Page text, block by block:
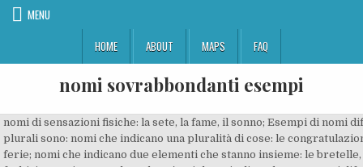
MENU
HOME
ABOUT MAPS FAQ
nomi sovrabbondanti esempi
nomi di sensazioni fisiche: la sete, la fame, il sonno; Esempi di nomi difettivi solo plurali sono: nomi che indicano una pluralità di cose: le congratulazioni, le nozze, le ferie; nomi che indicano due elementi che stanno insieme: le bretelle, i pantaloni, le forbici. I nomi sangue, latte, bontà, miele e via dicendo, sono nomi difettivi del plurale. In questa lezione i nomi sovrabbondanti, sono quei nomi â¦ I nomi indipendenti sono nomi che hanno una resa al maschile e una resa al femminile completamente diversa. I verbi sovrabbondanti si dividono in due gruppi: 1. Mi ASSORDA il â¦ Quali sono i verbi sovrabbondanti: 1. Di seguito troverai lâelenco completo. Passiamo ora a ricordare alcuni dei casi più utilizzati, oltre a osso e dito. Start studying NOMI SOVRABBONDANTI. nomi_analisi.pdf per ripassare l'analisi dei nomi. Nomi sovrabbondanti Nome Plurale Esempi dâuso gli anelli di metallo, di legno le anella dei capelli, boccoli i bracci della croce, del lampadario, della bilancia, di un â¦ In questa lezione: i verbi sovrabbondanti. Invece di cambiare solo la desinenza, da -O a -A, cambia completamente la parola.. Il motivo è molto semplice, nellâorigine latina, queste parole erano già diverse e, in italiano, hanno mantenuto questa diversità. Si chiamano verbi sovrabbondanti quei verbi che pur avendo unâunica radice, hanno due diverse coniugazioni. La bellezza rapidamente SFIORISCE. Vengono distinti in due grandi gruppi a seconda che il significato del verbo cambi o meno.Vediamoli insieme! Leggi gli appunti su frasi-con-nomi-sovrabbondanti qui. addirsi: Si usano solo le terze persone dei tempi semplici dell' Nomi sovrabbondanti: cosa sono, esempi per capire meglio .Nomi sovrabbondanti.Nomi sovrabbondanti.IL NOME sovrabbondante.Mappa concettuale nomi sovrabbondanti.NOMI INVARIABILI- DIFETTIVI -SOVRABBONDANTI-.Nome E Numero. Pepe, forbici, sangue, coraggio, occhiali, ecc. Nomi sovrabbondanti Nelle tabelle che seguono troverete degli esempi di sostantivi invariabili, cioè di quei nomi che hanno una sola forma per singolare e plurale. Ecco quindi una scheda che li aiuta a riflettere su queste particolarità della nostra lingua. Oltre a dare la tua opinione su questo tema, puoi anche farlo su altri termini relativi a nomi, sovrabbondanti, elenco, nomi sovrabbondanti esempi, nomi sovrabbondanti in grammatica italiana, frasi con nomi sovrabbondanti, cosa sono i nomi sovrabbondanti, quali sono i nomi sovrabbondanti, tutti i nomi sovrabbondanti e due nomi sovrabbondanti con braccio. I verbi sovrabbondanti sono verbi che hanno lo stesso significato, ma coniugazioni diversi. Esercizi online di grammatica suddivisi per argomento: Il nome. Si distinguono: a) verbi che hanno lo stesso significato nelle due coniugazioni, e verbi, detti anche falsi sovrabbondanti, che hanno â¦ I verbi difettivi sono quelli che difettano, cioè che sono privi di una o più voci. Nomi sovrabbondanti: cosa sono ed esempi per capire meglio. Come gli esempi mostrano, questi nomi sono numerabili perché, pur essendo in una moltitudine (tre penne, sei sedie, sette libri...) siamo in grado di contarli singolarmente. Il nome, detto anche sostantivo, è la parte del discorso che serve a indicare (nominare) gli essere animati, le cose inanimate, le idee, i fatti, i sentimenti.Esso è, insieme col verbo (), l'elemento fondamentale del linguaggio. Plurale. Uredi sadrÅ¾aj. I nomi sovrabbondanti sono quelli che hanno due plurali, con significati diversi (il muro/ i muri â le mura). Nomi sovrabbondanti: studiamoli insieme. Per esempio: Our team is not large. Non cambia, però, il significato delle parole stesse. Qui trovi opinioni relative a nomi sovrabbondanti elenco e puoi scoprire cosa si pensa di nomi sovrabbondanti elenco. In questo articolo troverete 20 frasi che contengono nomi concreti: si tratta di esempi facili per imparare o ripetere l'argomento passando dalla teoria alla pratica. Collegati ad ogni lezione ci sono sempre diversi tipi di attività interattive che ti permettono di valutare se hai imparato correttamente tutto ciò che è â¦ I cookie rendono efficiente l'esperienza per l'utente. âDifettivoâ deriva dal latino e significa âmancante di qualcosa, incompletoâ. nomi difettivi=sono i nomi che mancano al plurale o al singolare.x esempio:forbici,occhiali,viveri.. invariabili=che sono uguali sia al maschile che al femminile sovrabbondanti=si dicono sovrabbondanti quei nomi che al plurale hanno desinenze diverse e quasi sempre significati diversi. Questi fiori spesso spuntano sui cigli del fossato. Gli appunti dalle medie, alle superiori e l'università sul motore di ricerca appunti di Skuola.net. Sono quindi verbi con forme particolari così come i verbi impersonali, i verbi servili, i verbi fraseologici, i verbi difettivi, i verbi irregolari.. Nomi monosillabici (una sillaba), che finiscono in consonante, in vocale accentata, in "i", nomi abbreviati, stranieri, termini formati da un verbo e un sostantivo sono invariabili. Il significato di alcuni nomi sovrabbondanti è identico nelle due forme (Esempio: ginocchio: ginocchia â ginocchi; lenzuolo: lenzuola â lenzuoli). Via A. Gramsci, 26 25124 Brescia (Italia) tel. Quali sono questi nomi?I nomi sovrabbondanti sono quei nomi che hanno più forme di singolare o di plurale. Il tool per trovare nomi commerciali in 10 secondi. le anella. Infatti non si dice mai i sangui, i latti, le bontà, i mieli (nomi difettivi del plurale), come non si dice l'occhiale, il calzone, la nozza, ma gli occhiali, il calzone, le nozze (nomi difettivi del singolare). Nomi sovrabbondanti. ". Metti a prova la tua conoscenza con questi Esercizi sui nomi sovrabbondanti, totalmente interattivi. I verbi sovrabbondanti sono quei verbi che possono avere due coniugazioni. I nomi difettivi sono sostantivi che hanno o solo il singolare o solo il plurale.. Es. Per esempio: Abito in una piccola città â Ho visitato tante città. I NOMI SOVRABBONDANTI assumono due diverse desinenza (spesso nella formazione del plurale). Ogni volta che ti faccio dei complimenti, ARROSSISCI. Learn vocabulary, terms, and more with flashcards, games, and other study tools. Teniamo bene a â¦ I NOMI COLLETTIVI I nomi possono essere individuali o collettivi. di metallo, di legno. LA SCUOLA S.p.A. gli anelli. Esempi di plurali sovrabbondanti. 030/2993.1 â fax 030/2993.299 - P. IVA 00272780172 Quelli che differiscono solo nella forma ma hanno lo stesso significato, come: adempiere-adempire, ammassare-ammansire, compiere-compire, dimagrare-dimagrire, empiere-empire, intorbidare-intorbidire, starnutare-starnutire ecc. Oltre a dare la tua opinione su questo tema, puoi anche farlo su altri termini relativi a nomi, invariabili, difettivi, sovrabbondanti, nomi invariabili e nomi difettivi, nomi invariabili esempi, quali sono i nomi invariabili, frasi con nomi invariabili, regola semplice sui nomi invariabili cosa sono e 10 nomi invariabili. Stesso significato: In questa categoria rientrano i verbi che, nonostante le due coniugazioni, hanno lo stesso significato. Frasi con Verbi Sovrabbondanti Esempio di frasi in cui vi sono i verbi sovrabbondanti (hanno due coniugazioni diverse). I nomi sovrabbondanti in inglese hanno due forme di plurale ma con significati diversi. Esempi duso. Il sito web mondomamma.org utilizza i cookie. Alcuni esempi sono: brother (fratello) brothers = fratelli brethren = confratelli cloth (stoffa) cloths= stoffe clothes = vestiti country (paese) countries = paesi,stati countryside= compagna, paesaggio enemy (avversario) enemy =truppe nemiche enemies = In base a come termina il verbo allâinfinito, are, ere o ire, un verbo può essere della prima, della seconda o della terza coniugazione. Diodorus Siculus states that there were twenty of them, but gives no individual names . Alcuni verbi, detti sovrabbondanti, possono essere coniugati secondo due coniugazioni: la prima e la terza (dimagrare/dimagrire; la seconda e la terza adempiere/adempire. Alcuni nomi maschili in -o, oltre al plurale regolare in -i, di genere maschile, ne hanno un altro in -a, di genere femminile: tradizionalmente vengono definiti "nomi sovrabbondanti", perché hanno un plurale in più degli altri.Nella stragrande maggioranza dei casi alla differenza di forme plurali corrisponde anche una differenza di significato. I nomi sovrabbondanti hanno due forme di plurale, una di genere maschile e una di genere femminile. Benvenuto su La grammatica italiana! QUI SOTTO TROVI IL LINK DEL MIO BLOG DIDATTICO IN CONTINUO AGGIORNAMENTO:https://sites.google.com/view/maestraadelebarberio/strumenti-di-supporto-alla â¦ i bracci. I